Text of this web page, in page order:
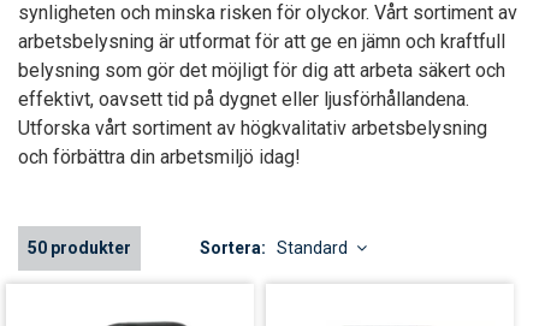
synligheten och minska risken för olyckor. Vårt sortiment av
arbetsbelysning är utformat för att ge en jämn och kraftfull
belysning som gör det möjligt för dig att arbeta säkert och
effektivt, oavsett tid på dygnet eller ljusförhållandena.
Utforska vårt sortiment av högkvalitativ arbetsbelysning
och förbättra din arbetsmiljö idag!
50 produkter Sortera: Standard